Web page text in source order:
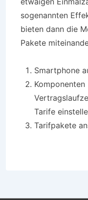
sogenannten
bieten dann die
Pakete
Smartphone
Tarife
Tarifpakete